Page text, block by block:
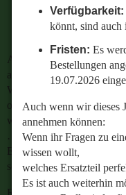
Verfügbarkeit:
könnt, sind auch
Fristen: Es
Bestellungen
19.07.2026
Auch wenn wir dieses
annehmen können:
Wenn ihr Fragen zu
wissen wollt,
welches Ersatzteil
Es ist auch weiterhin
Bestellungen
19.07.2026
Auch wenn wir dieses
annehmen können:
Wenn ihr Fragen zu einer
oder wissen wollt,
welches Ersatzteil perfekt
…
Es ist auch weiterhin
schreiben, um euer Radl
Retrobike wünscht euch